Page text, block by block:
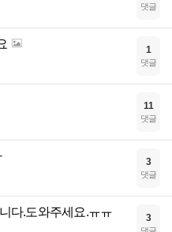
댓글
1
댓글
11
댓글
3
댓글
다.도와주세요.ㅠㅠ 3
댓글